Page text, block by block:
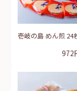
壱岐の島 めん煎 24
972